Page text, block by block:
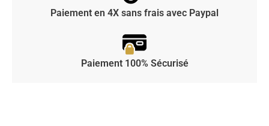
Paiement en 4X sans frais avec Paypal
Paiement 100% Sécurisé